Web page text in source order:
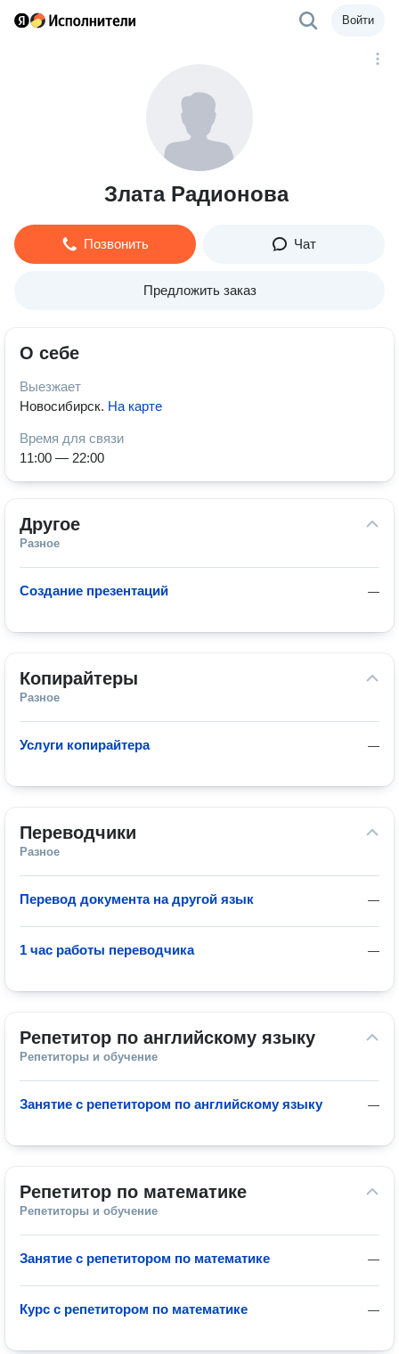
Войти
Злата Радионова
Позвонить Чат
Предложить заказ
О себе
Выезжает
Новосибирск. На карте
Время для связи
11:00 — 22:00
Другое
Разное
—
Создание презентаций
Копирайтеры
Разное
—
Услуги копирайтера
Переводчики
Разное
—
Перевод документа на другой язык
—
1 час работы переводчика
Репетитор по английскому языку
Репетиторы и обучение
—
Занятие с репетитором по английскому языку
Репетитор по математике
Репетиторы и обучение
—
Занятие с репетитором по математике
—
Курс с репетитором по математике